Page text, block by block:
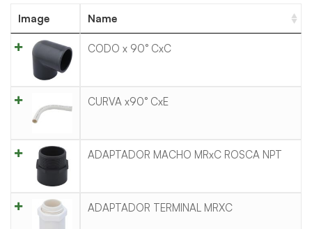
Image Name
CODO x 90° CxC
CURVA x90° CxE
ADAPTADOR MACHO MRxC ROSCA NPT
ADAPTADOR TERMINAL MRXC